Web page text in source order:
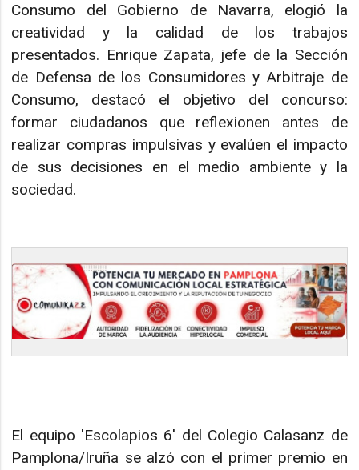
Consumo del Gobierno de Navarra, elogió la
creatividad y la calidad de los trabajos
presentados. Enrique Zapata, jefe de la Sección
de Defensa de los Consumidores y Arbitraje de
Consumo, destacó el objetivo del concurso:
formar ciudadanos que reflexionen antes de
realizar compras impulsivas y evalúen el impacto
de sus decisiones en el medio ambiente y la
sociedad.
El equipo 'Escolapios 6' del Colegio Calasanz de
Pamplona/Iruña se alzó con el primer premio en